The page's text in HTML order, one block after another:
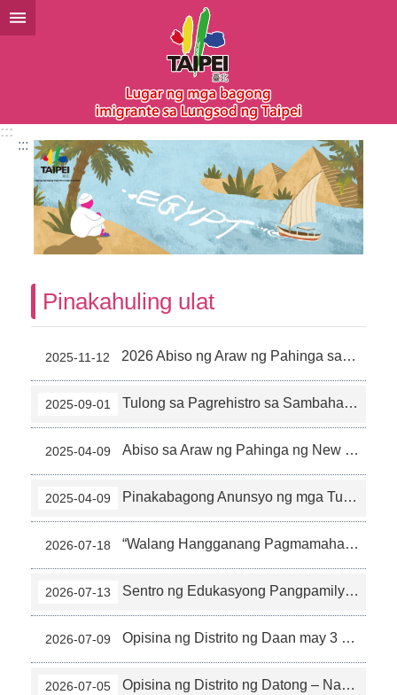
Lumaktaw sa pangunahing bloke ng nilalaman
:::
:::
Pinakahuling ulat
2025-11-12 2026 Abiso ng Araw ng Pahinga sa New Immigrants Hall (11-6)
2025-09-01 Tulong sa Pagrehistro sa Sambahayan ~ Lumabas na ang “Aking Tuping Brochure sa Taipei”
2025-04-09 Abiso sa Araw ng Pahinga ng New Immigrants Hall sa Taon 2025 (4-2)
2025-04-09 Pinakabagong Anunsyo ng mga Tuntunin sa Paghihiram ng Lugar sa New Immigrants Hall sa Lungsod ng Taipei (4-1)
2026-07-18 “Walang Hangganang Pagmamahal ng Ama – Kultural Aktibidad sa Pistang Araw ng mga Ama” Agosto 8 sa New Immigrant Family Service Center (7-7)
2026-07-13 Sentro ng Edukasyong Pangpamilya sa Lungsod ng Taipei Nagsimula na ang Rehistrasyon para sa Ika-3 “Lektura sa LOHAS Tahanan”! (7-6)
2026-07-09 Opisina ng Distrito ng Daan may 3 Kursong Pag-aaral para sa Bagong Imigrante, Hulyo 6, 10:00 Magsisimula ang Rehistrasyon! (7-3)
2026-07-05 Opisina ng Distrito ng Datong – Nagsimula na ang Rehistrasyon para sa Bagong Imigranteng “Matuto ng Wikang Taigee sa Pakikinig ng Kanta” (7-2)